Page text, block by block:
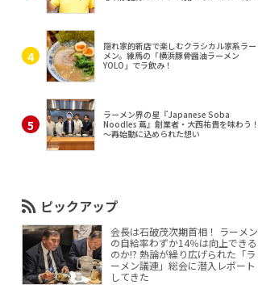
隠れ家的新店で楽しむクラシカル家系ラー
メン。練馬の「横浜豚骨醤油ラーメン
YOLO」でラ飲み！
ラーメン界の星『Japanese Soba
Noodles 蔦』創業者・大西祐貴を味わう！
～再始動に込められた想い
ピックアップ
会長は石破茂次期首相！ ラーメン
の自給率わずか14％は向上できる
のか!? 熱論が繰り広げられた「ラ
ーメン議連」総会に潜入レポート
してきた